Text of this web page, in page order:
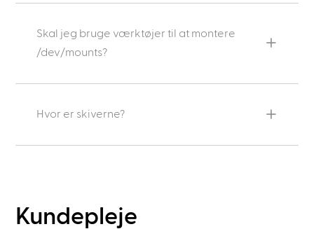
Skal jeg bruge værktøjer til at montere
/dev/mounts?
Hvor er skiverne?
Kundepleje